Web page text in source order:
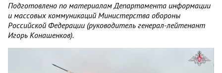
Подготовлено по материалам Департамента информации
и массовых коммуникаций Министерства обороны
Российской Федерации (руководитель генерал-лейтенант
Игорь Конашенков).